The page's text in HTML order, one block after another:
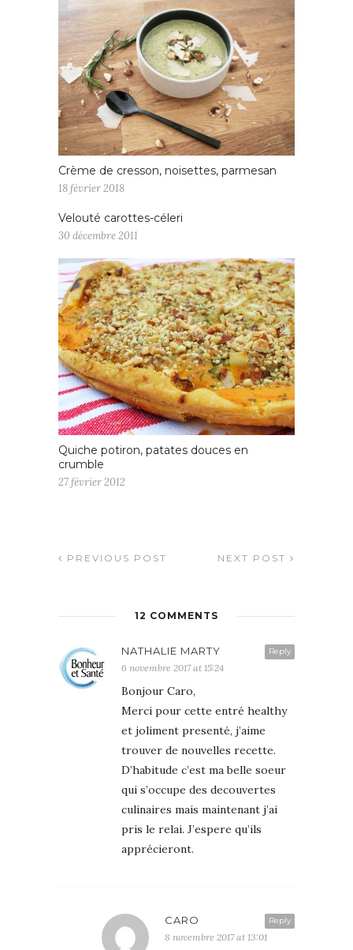
Crème de cresson, noisettes, parmesan
18 février 2018
Velouté carottes-céleri
30 décembre 2011
Quiche potiron, patates douces en
crumble
27 février 2012
PREVIOUS POST NEXT POST
12 COMMENTS
Reply
NATHALIE MARTY
6 novembre 2017 at 15:24
Bonjour Caro,
Merci pour cette entré healthy
et joliment presenté, j’aime
trouver de nouvelles recette.
D’habitude c’est ma belle soeur
qui s’occupe des decouvertes
culinaires mais maintenant j’ai
pris le relai. J’espere qu’ils
apprécieront.
Reply
CARO
8 novembre 2017 at 13:01